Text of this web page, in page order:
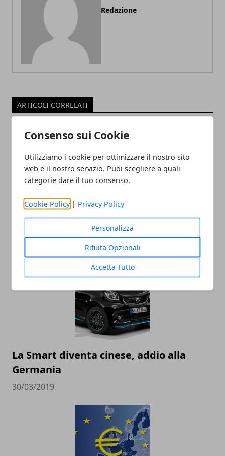
Consenso sui Cookie
Utilizziamo i cookie per ottimizzare il nostro sito
web e il nostro servizio. Puoi scegliere a quali
categorie dare il tuo consenso.
Cookie Policy | Privacy Policy
Personalizza
Rifiuta Opzionali
Accetta Tutto
Redazione
ARTICOLI CORRELATI
Di Maio e Renzi possono far cadere il
La Smart diventa cinese, addio alla
Germania
30/03/2019